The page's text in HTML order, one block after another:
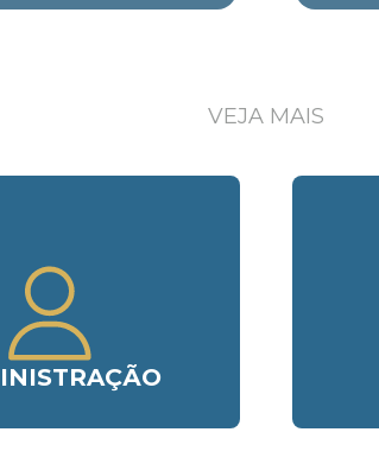
VEJA MAIS